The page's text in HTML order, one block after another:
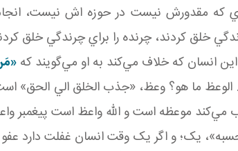
که مقدورش نيست در حوزه اش نيست، انجام
خلق کردند، چرنده را براي چرندگي خلق
انسان که خلاف مي‌کند به او مي‌گويند که
ما هو؟ وعظ، «جذب الخلق الي الحق»
موعظه است و الله واعظ است پيغمبر
يک؛ و اگر يک وقت انسان غفلت دارد